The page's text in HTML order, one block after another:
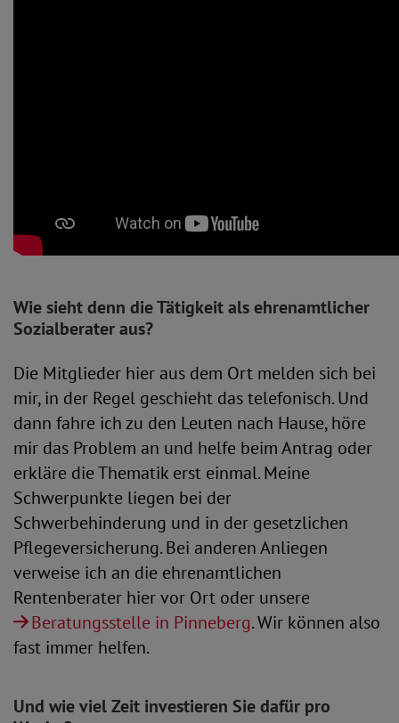
Wie sieht denn die Tätigkeit als ehrenamtlicher
Sozialberater aus?
Die Mitglieder hier aus dem Ort melden sich bei
mir, in der Regel geschieht das telefonisch. Und
dann fahre ich zu den Leuten nach Hause, höre
mir das Problem an und helfe beim Antrag oder
erkläre die Thematik erst einmal. Meine
Schwerpunkte liegen bei der
Schwerbehinderung und in der gesetzlichen
Pflegeversicherung. Bei anderen Anliegen
verweise ich an die ehrenamtlichen
Rentenberater hier vor Ort oder unsere
Beratungsstelle in Pinneberg. Wir können also
fast immer helfen.
Und wie viel Zeit investieren Sie dafür pro